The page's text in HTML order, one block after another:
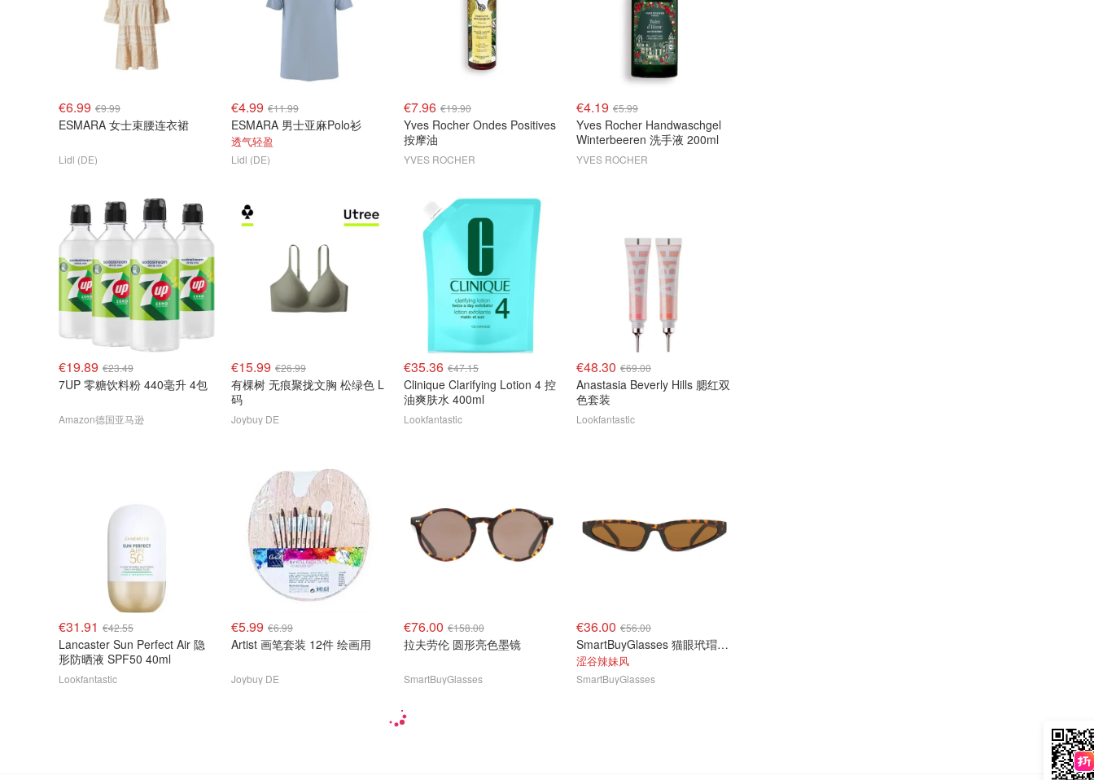
€6.99 €9.99
ESMARA 女士束腰连衣裙
Lidl (DE)
€4.99 €11.99
ESMARA 男士亚麻Polo衫
透气轻盈
Lidl (DE)
€7.96 €19.90
Yves Rocher Ondes Positives
按摩油
YVES ROCHER
€4.19 €5.99
Yves Rocher Handwaschgel
Winterbeeren 洗手液 200ml
YVES ROCHER
€19.89 €23.49
7UP 零糖饮料粉 440毫升 4包
Amazon德国亚马逊
€15.99 €26.99
有棵树 无痕聚拢文胸 松绿色 L
码
Joybuy DE
€35.36 €47.15
Clinique Clarifying Lotion 4 控
油爽肤水 400ml
Lookfantastic
€48.30 €69.00
Anastasia Beverly Hills 腮红双
色套装
Lookfantastic
€31.91 €42.55
Lancaster Sun Perfect Air 隐
形防晒液 SPF50 40ml
Lookfantastic
€5.99 €6.99
Artist 画笔套装 12件 绘画用
Joybuy DE
€76.00 €158.00
拉夫劳伦 圆形亮色墨镜
SmartBuyGlasses
€36.00 €56.00
SmartBuyGlasses 猫眼玳瑁色太阳镜
涩谷辣妹风
SmartBuyGlasses